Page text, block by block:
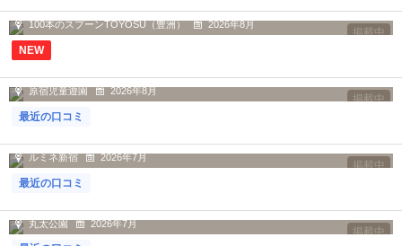
掲載中
おしゃれなお店で 席までベビーカー...
100本のスプーンTOYOSU（豊洲） 2026年8月
NEW
掲載中
原宿児童遊園 2026年8月
最近の口コミ
掲載中
新宿駅東口 直結 ルミネエスト4F...
ルミネ新宿 2026年7月
最近の口コミ
掲載中
高低差がある土地に出来た公園で
丸太公園 2026年7月